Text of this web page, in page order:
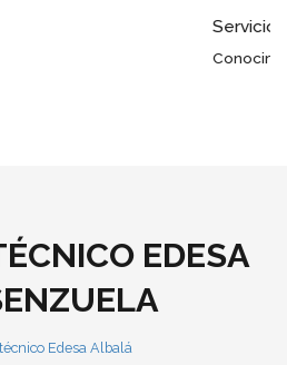
Plasenzuela
EDESA
Edesa Albalá